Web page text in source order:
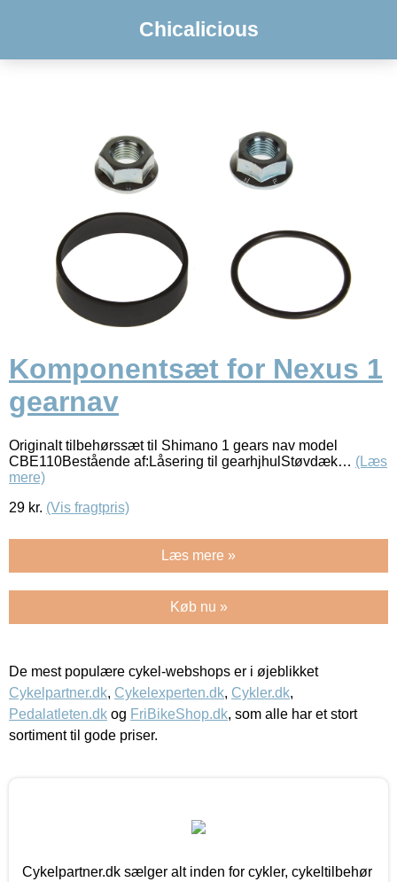
Chicalicious
Komponentsæt for Nexus 1
gearnav
Originalt tilbehørssæt til Shimano 1 gears nav model
CBE110Bestående af:Låsering til gearhjhulStøvdæk… (Læs
mere)
29 kr. (Vis fragtpris)
Læs mere »
Køb nu »
De mest populære cykel-webshops er i øjeblikket
Cykelpartner.dk, Cykelexperten.dk, Cykler.dk,
Pedalatleten.dk og FriBikeShop.dk, som alle har et stort
sortiment til gode priser.
Cykelpartner.dk sælger alt inden for cykler, cykeltilbehør